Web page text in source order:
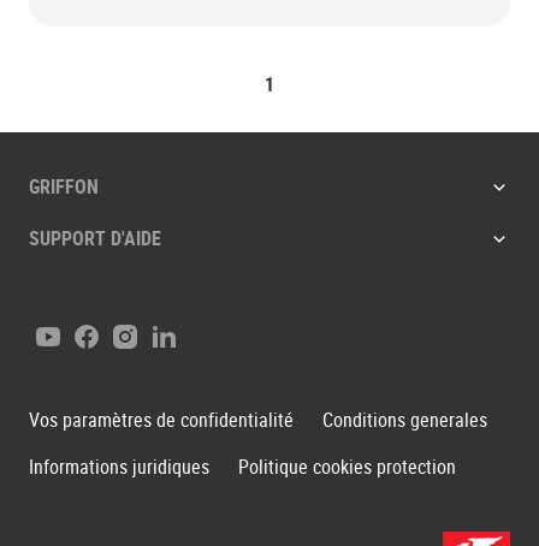
1
GRIFFON
SUPPORT D'AIDE
YoutubeFacebook
Instagram
LinkedIn
Vos paramètres de confidentialité
Conditions generales
Informations juridiques
Politique cookies protection